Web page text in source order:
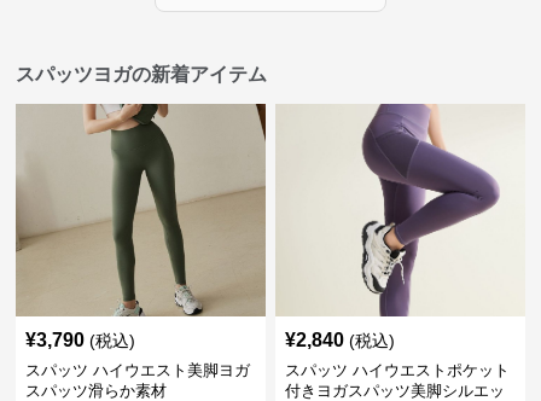
スパッツヨガの新着アイテム
¥3,790 (税込)
スパッツ ハイウエスト美脚ヨガ
スパッツ滑らか素材
¥2,840 (税込)
スパッツ ハイウエストポケット
付きヨガスパッツ美脚シルエッ